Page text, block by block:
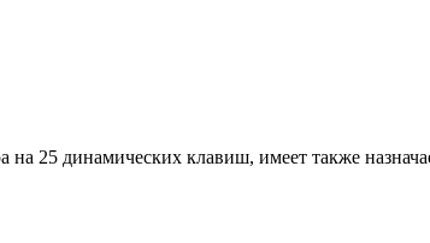
25 динамических клавиш, имеет также